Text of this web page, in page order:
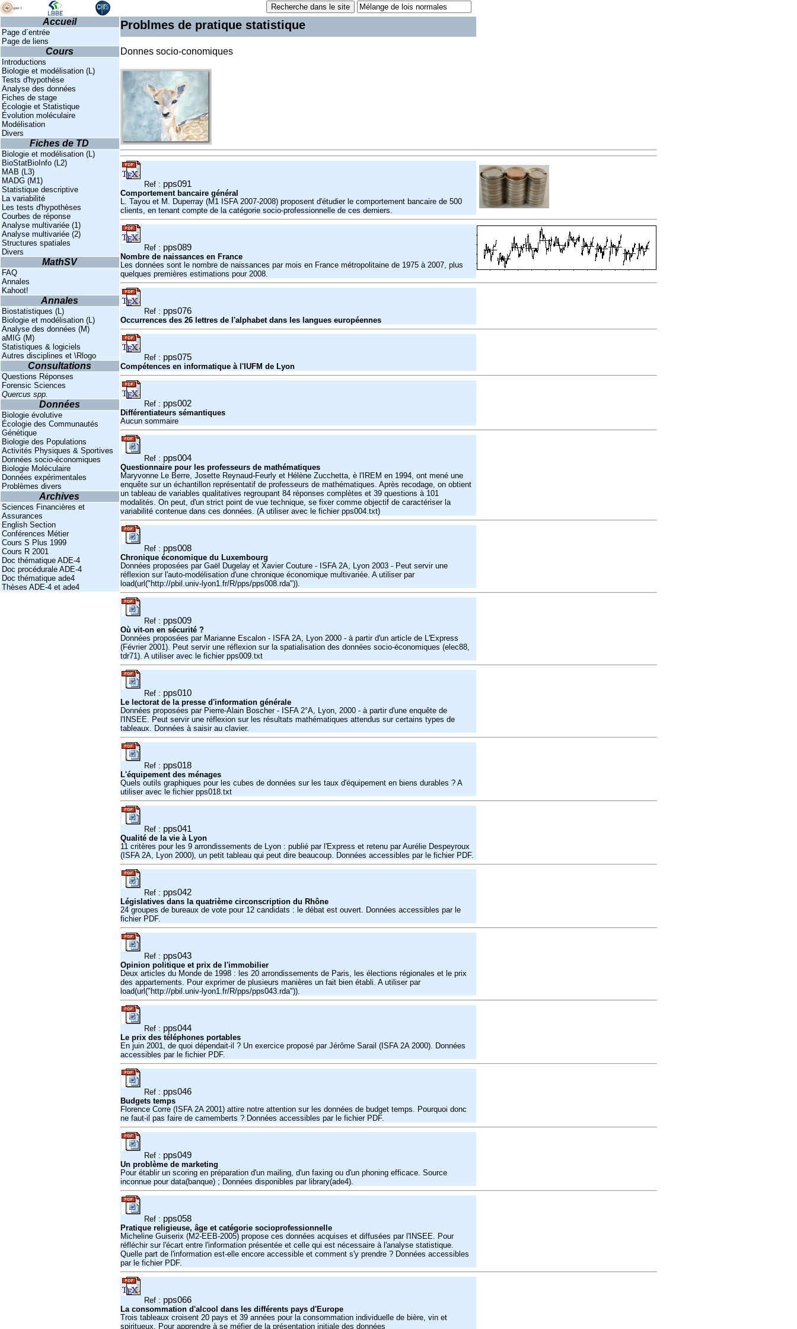
Accueil
Page d´entrée
Page de liens
Cours
Introductions
Biologie et modélisation (L)
Tests d'hypothèse
Analyse des données
Fiches de stage
Écologie et Statistique
Évolution moléculaire
Modélisation
Divers
Fiches de TD
Biologie et modélisation (L)
BioStatBioInfo (L2)
MAB (L3)
MADG (M1)
Statistique descriptive
La variabilité
Les tests d'hypothèses
Courbes de réponse
Analyse multivariée (1)
Analyse multivariée (2)
Structures spatiales
Divers
MathSV
FAQ
Annales
Kahoot!
Annales
Biostatistiques (L)
Biologie et modélisation (L)
Analyse des données (M)
aMIG (M)
Statistiques & logiciels
Autres disciplines et \Rlogo
Consultations
Questions Réponses
Forensic Sciences
Quercus spp.
Données
Biologie évolutive
Écologie des Communautés
Génétique
Biologie des Populations
Activités Physiques & Sportives
Données socio-économiques
Biologie Moléculaire
Données expérimentales
Problèmes divers
Archives
Sciences Financières et
Assurances
English Section
Conférences Métier
Cours S Plus 1999
Cours R 2001
Doc thématique ADE-4
Doc procédurale ADE-4
Doc thématique ade4
Thèses ADE-4 et ade4
Problmes de pratique statistique
Donnes socio-conomiques
Ref : pps091
Comportement bancaire général
L. Tayou et M. Duperray (M1 ISFA 2007-2008) proposent d'étudier le comportement bancaire de 500
clients, en tenant compte de la catégorie socio-professionnelle de ces derniers.
Ref : pps089
Nombre de naissances en France
Les données sont le nombre de naissances par mois en France métropolitaine de 1975 à 2007, plus
quelques premières estimations pour 2008.
Ref : pps076
Occurrences des 26 lettres de l'alphabet dans les langues européennes
Ref : pps075
Compétences en informatique à l'IUFM de Lyon
Ref : pps002
Différentiateurs sémantiques
Aucun sommaire
Ref : pps004
Questionnaire pour les professeurs de mathématiques
Maryvonne Le Berre, Josette Reynaud-Feurly et Hélène Zucchetta, è l'IREM en 1994, ont mené une
enquête sur un échantillon représentatif de professeurs de mathématiques. Après recodage, on obtient
un tableau de variables qualitatives regroupant 84 réponses complètes et 39 questions à 101
modalités. On peut, d'un strict point de vue technique, se fixer comme objectif de caractériser la
variabilité contenue dans ces données. (A utiliser avec le fichier pps004.txt)
Ref : pps008
Chronique économique du Luxembourg
Données proposées par Gaël Dugelay et Xavier Couture - ISFA 2A, Lyon 2003 - Peut servir une
réflexion sur l'auto-modélisation d'une chronique économique multivariée. A utiliser par
load(url("http://pbil.univ-lyon1.fr/R/pps/pps008.rda")).
Ref : pps009
Où vit-on en sécurité ?
Données proposées par Marianne Escalon - ISFA 2A, Lyon 2000 - à partir d'un article de L'Express
(Février 2001). Peut servir une réflexion sur la spatialisation des données socio-économiques (elec88,
tdr71). A utiliser avec le fichier pps009.txt
Ref : pps010
Le lectorat de la presse d'information générale
Données proposées par Pierre-Alain Boscher - ISFA 2°A, Lyon, 2000 - à partir d'une enquête de
l'INSEE. Peut servir une réflexion sur les résultats mathématiques attendus sur certains types de
tableaux. Données à saisir au clavier.
Ref : pps018
L'équipement des ménages
Quels outils graphiques pour les cubes de données sur les taux d'équipement en biens durables ? A
utiliser avec le fichier pps018.txt
Ref : pps041
Qualité de la vie à Lyon
11 critères pour les 9 arrondissements de Lyon : publié par l'Express et retenu par Aurélie Despeyroux
(ISFA 2A, Lyon 2000), un petit tableau qui peut dire beaucoup. Données accessibles par le fichier PDF.
Ref : pps042
Législatives dans la quatrième circonscription du Rhône
24 groupes de bureaux de vote pour 12 candidats : le débat est ouvert. Données accessibles par le
fichier PDF.
Ref : pps043
Opinion politique et prix de l'immobilier
Deux articles du Monde de 1998 : les 20 arrondissements de Paris, les élections régionales et le prix
des appartements. Pour exprimer de plusieurs manières un fait bien établi. A utiliser par
load(url("http://pbil.univ-lyon1.fr/R/pps/pps043.rda")).
Ref : pps044
Le prix des téléphones portables
En juin 2001, de quoi dépendait-il ? Un exercice proposé par Jérôme Sarail (ISFA 2A 2000). Données
accessibles par le fichier PDF.
Ref : pps046
Budgets temps
Florence Corre (ISFA 2A 2001) attire notre attention sur les données de budget temps. Pourquoi donc
ne faut-il pas faire de camemberts ? Données accessibles par le fichier PDF.
Ref : pps049
Un problème de marketing
Pour établir un scoring en préparation d'un mailing, d'un faxing ou d'un phoning efficace. Source
inconnue pour data(banque) ; Données disponibles par library(ade4).
Ref : pps058
Pratique religieuse, âge et catégorie socioprofessionnelle
Micheline Guiserix (M2-EEB-2005) propose ces données acquises et diffusées par l'INSEE. Pour
réfléchir sur l'écart entre l'information présentée et celle qui est nécessaire à l'analyse statistique.
Quelle part de l'information est-elle encore accessible et comment s'y prendre ? Données accessibles
par le fichier PDF.
Ref : pps066
La consommation d'alcool dans les différents pays d'Europe
Trois tableaux croisent 20 pays et 39 années pour la consommation individuelle de bière, vin et
spiritueux. Pour apprendre à se méfier de la présentation initiale des données